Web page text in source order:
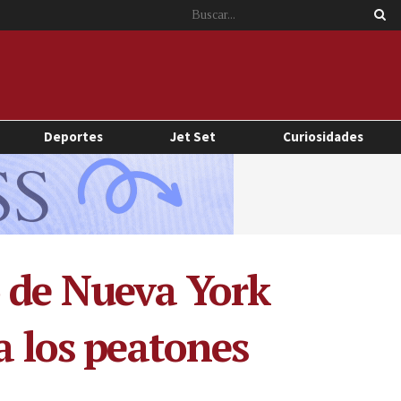
Deportes Jet Set Curiosidades
Nueva York
los peatones